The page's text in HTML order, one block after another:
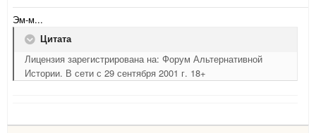
Эм-м...
Цитата
Лицензия зарегистрирована на: Форум Альтернативной
Истории. В сети с 29 сентября 2001 г. 18+